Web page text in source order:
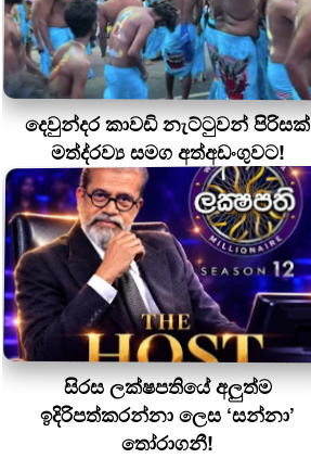
දෙවුන්දර කාවඩි නැට්ටුවන් පිරිසක්
මත්ද‍්‍රව්‍ය සමග අත්අඩංගුවට!
සිරස ලක්ෂපතියේ අලුත්ම
ඉදිරිපත්කරන්නා ලෙස ‘සන්නා’
තෝරාගනී!